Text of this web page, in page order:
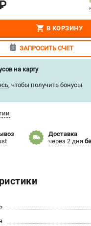
( 0 )
персональных
соглашение
В КОРЗИНУ
ЗАПРОСИТЬ СЧЕТ
на карту
, чтобы получить бонусы
Доставка
через 2 дня